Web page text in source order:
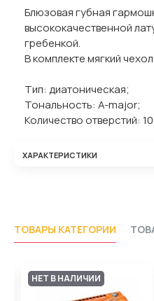
Блюзовая губная
высококачественной
гребенкой.
В комплекте мягкий
Тип: диатоническая;
Тональность: A-major;
Количество отверстий: 10.
ХАРАКТЕРИСТИКИ
ТОВАРЫ КАТЕГОРИИ
НЕТ В НАЛИЧИИ